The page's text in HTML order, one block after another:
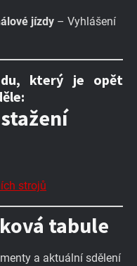
jízdy – Vyhlášení
který je opět
strojů
tabule
a aktuální sdělení